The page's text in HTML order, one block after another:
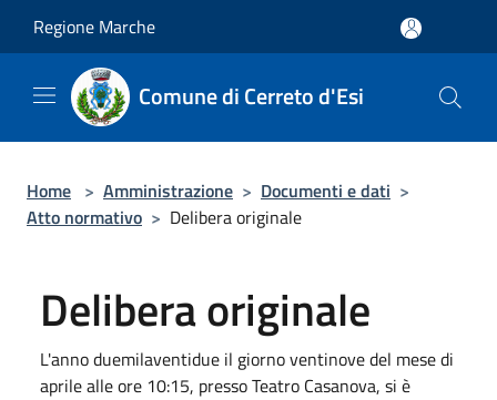
Regione Marche
Comune di Cerreto d'Esi
Home > Amministrazione > Documenti e dati >
Atto normativo > Delibera originale
Delibera originale
L'anno duemilaventidue il giorno ventinove del mese di
aprile alle ore 10:15, presso Teatro Casanova, si è